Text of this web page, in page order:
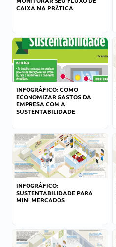
CAIXA NA PRÁTICA
INFOGRÁFICO: COMO
ECONOMIZAR GASTOS DA
EMPRESA COM A
SUSTENTABILIDADE
INFOGRÁFICO:
SUSTENTABILIDADE PARA
MINI MERCADOS